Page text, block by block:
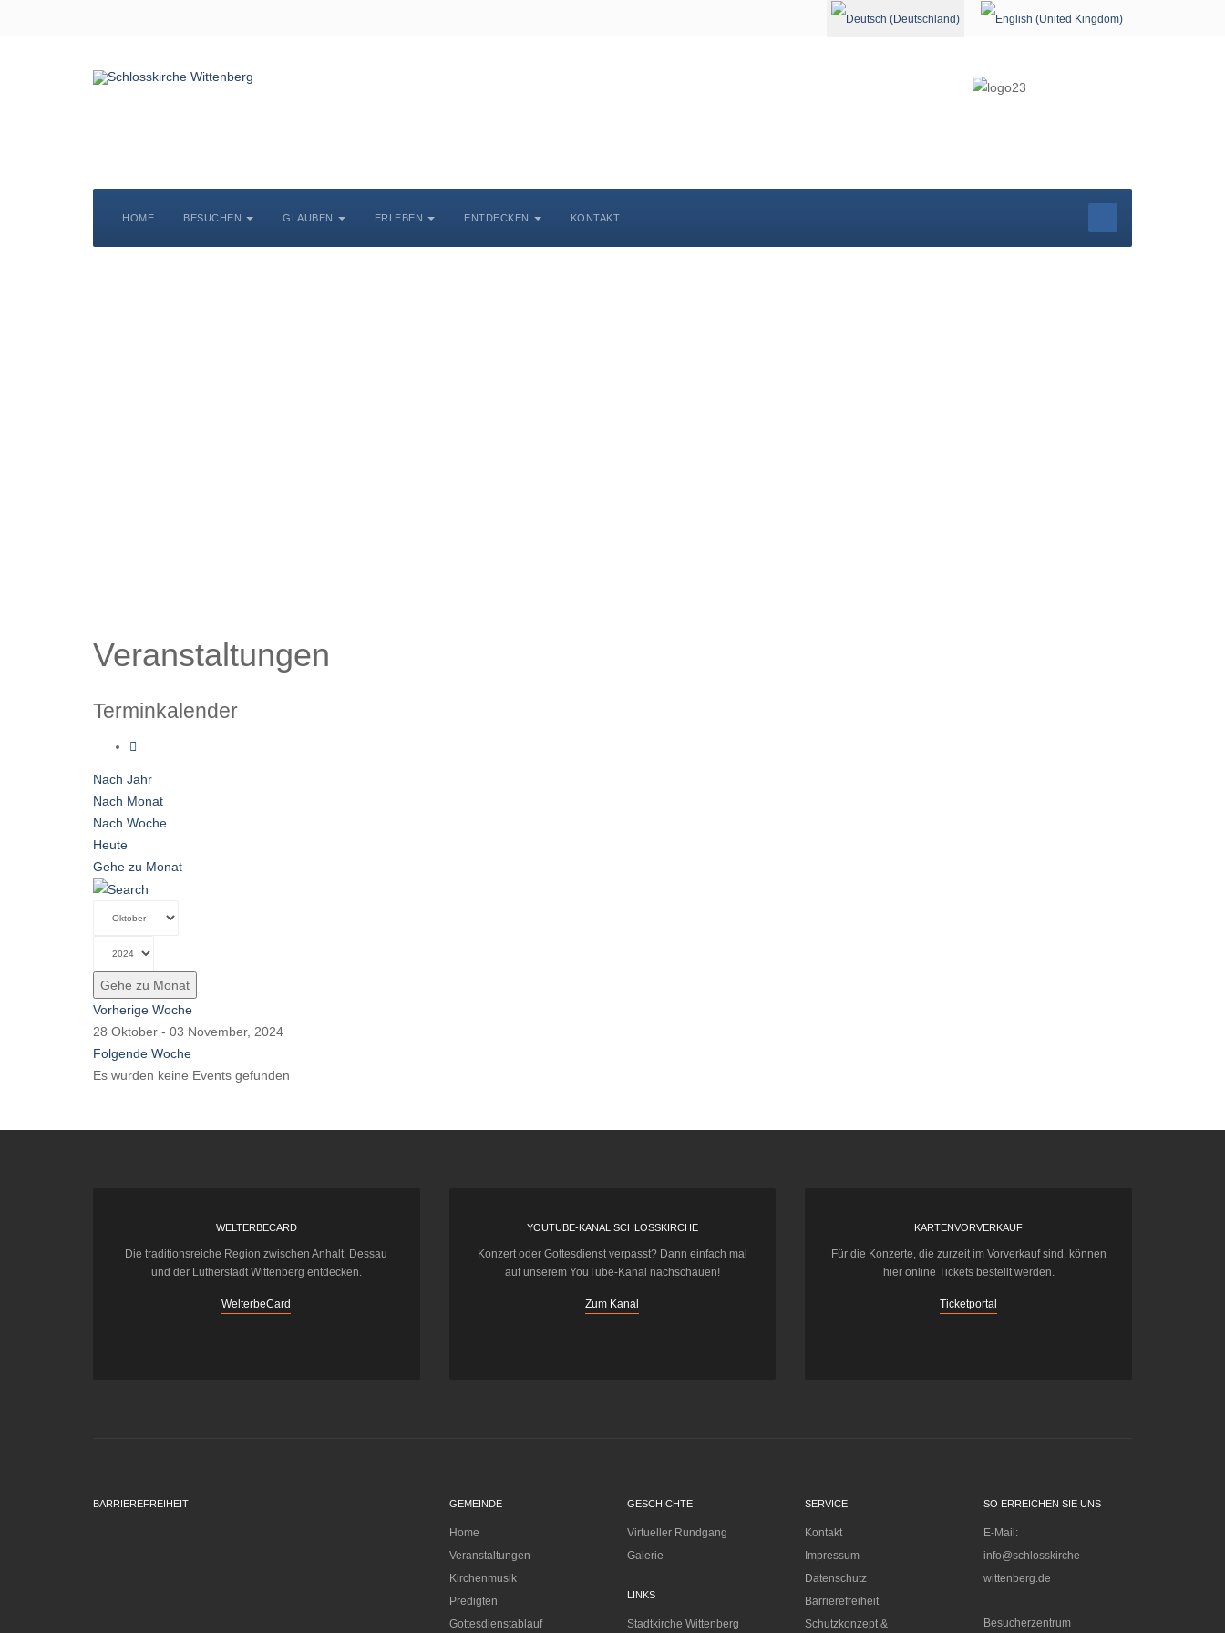
Sprache auswählen
HOME BESUCHEN GLAUBEN ERLEBEN ENTDECKEN KONTAKT
Veranstaltungen
Terminkalender
Nach Jahr
Nach Monat
Nach Woche
Heute
Gehe zu Monat
Gehe zu Monat
Vorherige Woche
28 Oktober - 03 November, 2024
Folgende Woche
Es wurden keine Events gefunden
WELTERBECARD
Die traditionsreiche Region zwischen Anhalt, Dessau
und der Lutherstadt Wittenberg entdecken.
WelterbeCard
YOUTUBE-KANAL SCHLOSSKIRCHE
Konzert oder Gottesdienst verpasst? Dann einfach mal
auf unserem YouTube-Kanal nachschauen!
Zum Kanal
KARTENVORVERKAUF
Für die Konzerte, die zurzeit im Vorverkauf sind, können
hier online Tickets bestellt werden.
Ticketportal
BARRIEREFREIHEIT GEMEINDE
Home
Veranstaltungen
Kirchenmusik
Predigten
Gottesdienstablauf
GESCHICHTE
Virtueller Rundgang
Galerie
LINKS
Stadtkirche Wittenberg
SERVICE
Kontakt
Impressum
Datenschutz
Barrierefreiheit
Schutzkonzept &
SO ERREICHEN SIE UNS
E-Mail:
info@schlosskirche-
wittenberg.de
Besucherzentrum